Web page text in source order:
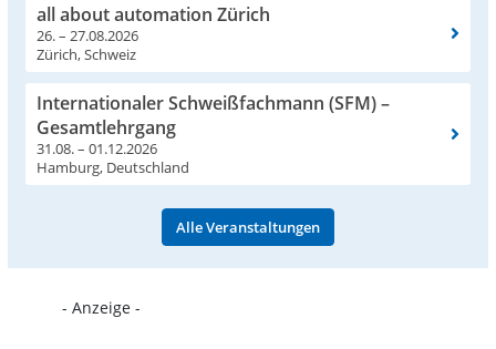
all about automation Zürich
26. – 27.08.2026
Zürich, Schweiz
Internationaler Schweißfachmann (SFM) –
Gesamtlehrgang
31.08. – 01.12.2026
Hamburg, Deutschland
Alle Veranstaltungen
- Anzeige -